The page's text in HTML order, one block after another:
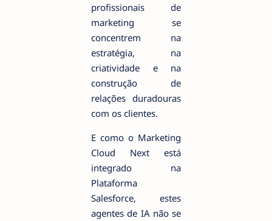
profissionais de
marketing
se
concentrem na
estratégia, na
criatividade e na
construção de
relações duradouras
com os clientes.
E como o Marketing
Cloud Next está
integrado na
Plataforma
Salesforce, estes
agentes de IA não se